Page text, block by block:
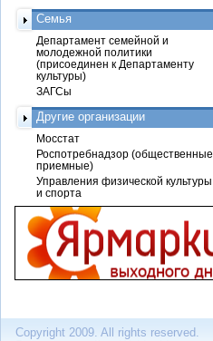
Семья
Департамент семейной и
молодежной политики
(присоединен к Департаменту
культуры)
ЗАГСы
Другие организации
Мосстат
Роспотребнадзор (общественные
приемные)
Управления физической культуры
и спорта
Copyright 2009. All rights reserved.